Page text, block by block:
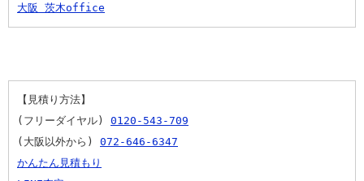
大阪 茨木office
【見積り方法】
(フリーダイヤル) 0120-543-709
(大阪以外から) 072-646-6347
かんたん見積もり